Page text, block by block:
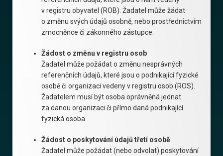
v registru obyvatel (ROB). Žadatel může žádat
o změnu svých údajů osobně, nebo prostřednictvím
zmocněnce či zákonného zástupce.
Žádost o změnu v registru osob
Žadatel může požádat o změnu nesprávných
referenčních údajů, které jsou o podnikající fyzické
osobě či organizaci vedeny v registru osob (ROS).
Žadatelem musí být osoba oprávněná jednat
za danou organizaci či přímo daná podnikající
fyzická osoba.
Žádost o poskytování údajů třetí osobě
Žadatel může požádat (nebo odvolat) poskytování